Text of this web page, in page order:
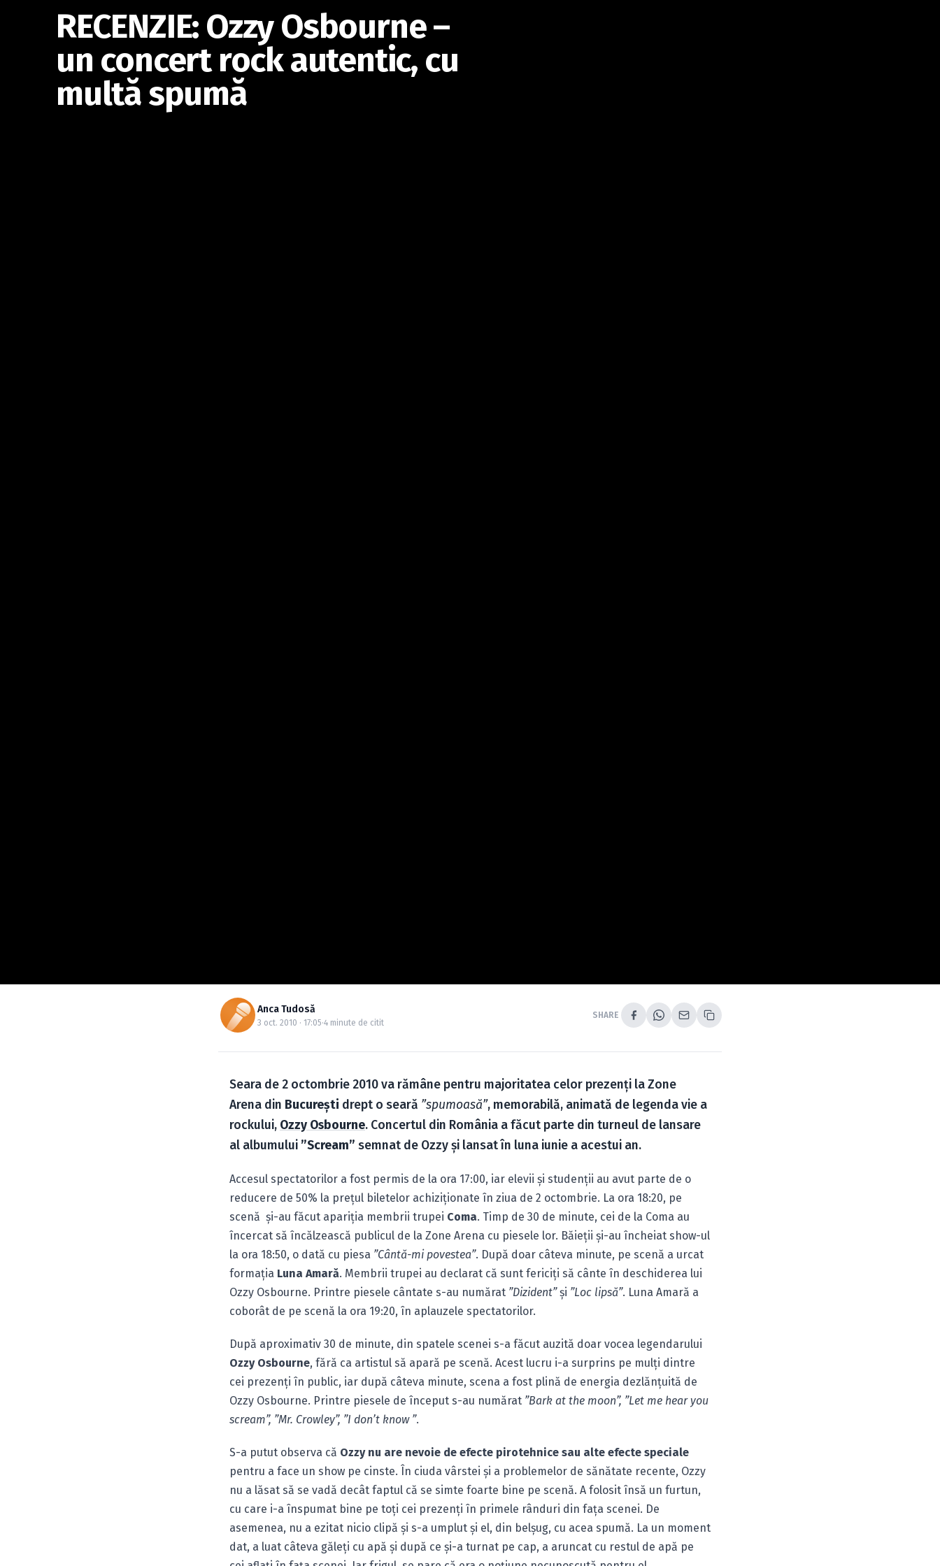
RECENZIE: Ozzy Osbourne –
un concert rock autentic, cu
multă spumă
Anca Tudosă
3 oct. 2010 · 17:05·4 minute de citit
SHARE
Seara de 2 octombrie 2010 va rămâne pentru majoritatea celor prezenţi la Zone
Arena din Bucureşti drept o seară ”spumoasă”, memorabilă, animată de legenda vie a
rockului, Ozzy Osbourne. Concertul din România a făcut parte din turneul de lansare
al albumului ”Scream” semnat de Ozzy şi lansat în luna iunie a acestui an.
Accesul spectatorilor a fost permis de la ora 17:00, iar elevii şi studenţii au avut parte de o
reducere de 50% la preţul biletelor achiziţionate în ziua de 2 octombrie. La ora 18:20, pe
scenă şi-au făcut apariţia membrii trupei Coma. Timp de 30 de minute, cei de la Coma au
încercat să încălzească publicul de la Zone Arena cu piesele lor. Băieţii şi-au încheiat show-ul
la ora 18:50, o dată cu piesa ”Cântă-mi povestea”. După doar câteva minute, pe scenă a urcat
formaţia Luna Amară. Membrii trupei au declarat că sunt fericiţi să cânte în deschiderea lui
Ozzy Osbourne. Printre piesele cântate s-au numărat ”Dizident”şi ”Loc lipsă”. Luna Amară a
coborât de pe scenă la ora 19:20, în aplauzele spectatorilor.
După aproximativ 30 de minute, din spatele scenei s-a făcut auzită doar vocea legendarului
Ozzy Osbourne, fără ca artistul să apară pe scenă. Acest lucru i-a surprins pe mulţi dintre
cei prezenţi în public, iar după câteva minute, scena a fost plină de energia dezlănţuită de
Ozzy Osbourne. Printre piesele de început s-au numărat ”Bark at the moon”, ”Let me hear you
scream”, ”Mr. Crowley”, ”I don’t know ”.
S-a putut observa că Ozzy nu are nevoie de efecte pirotehnice sau alte efecte speciale
pentru a face un show pe cinste. În ciuda vârstei şi a problemelor de sănătate recente, Ozzy
nu a lăsat să se vadă decât faptul că se simte foarte bine pe scenă. A folosit însă un furtun,
cu care i-a înspumat bine pe toţi cei prezenţi în primele rânduri din faţa scenei. De
asemenea, nu a ezitat nicio clipă şi s-a umplut şi el, din belşug, cu acea spumă. La un moment
dat, a luat câteva găleţi cu apă şi după ce şi-a turnat pe cap, a aruncat cu restul de apă pe